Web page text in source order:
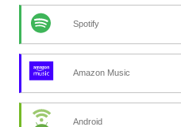
Spotify
Amazon Music
Android